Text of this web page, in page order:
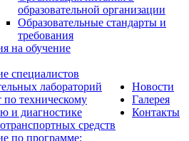
образовательной организации
Образовательные стандарты и
требования
на обучение
специалистов
лабораторий
по техническому
и диагностике
средств
по программе:
Новости
Галерея
Контакты